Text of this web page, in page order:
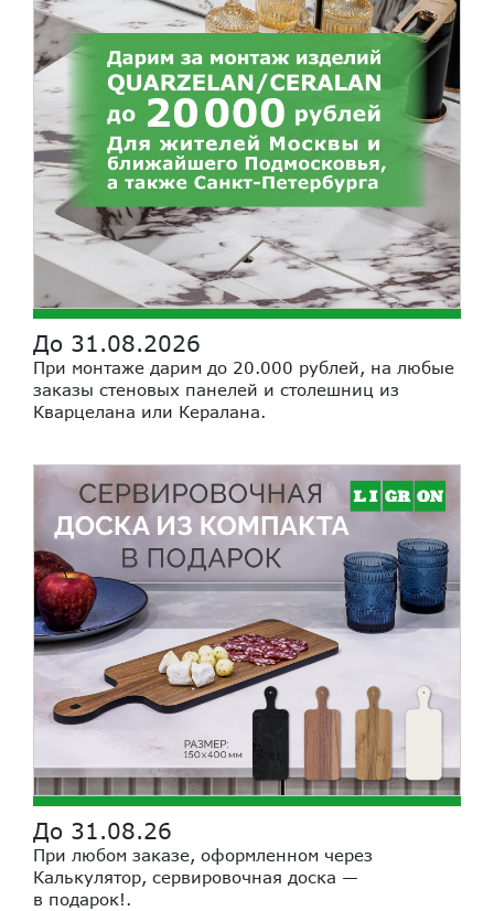
До 31.08.2026
При монтаже дарим до 20.000 рублей, на любые
заказы стеновых панелей и столешниц из
Кварцелана или Кералана.
До 31.08.26
При любом заказе, оформленном через
Калькулятор, сервировочная доска —
в подарок!.